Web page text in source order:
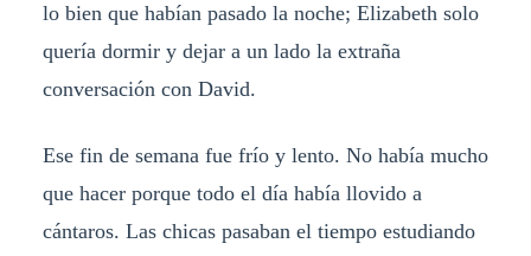
lo bien que habían pasado la noche; Elizabeth solo
quería dormir y dejar a un lado la extraña
conversación con David.
Ese fin de semana fue frío y lento. No había mucho
que hacer porque todo el día había llovido a
cántaros. Las chicas pasaban el tiempo estudiando